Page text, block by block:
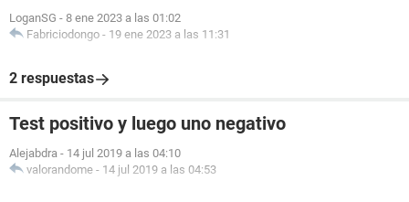
LoganSG - 8 ene 2023 a las 01:02
Fabriciodongo - 19 ene 2023 a las 11:31
2 respuestas
Test positivo y luego uno negativo
Alejabdra - 14 jul 2019 a las 04:10
valorandome - 14 jul 2019 a las 04:53